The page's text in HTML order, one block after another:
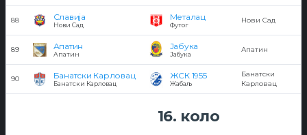
88 Славија
Нови Сад
Металац
Футог
Нови Сад
89 Апатин
Апатин
Јабука
Јабука
Апатин
90 Банатски Карловац
Банатски Карловац
ЖСК 1955
Жабаљ
Банатски
Карловац
16. коло